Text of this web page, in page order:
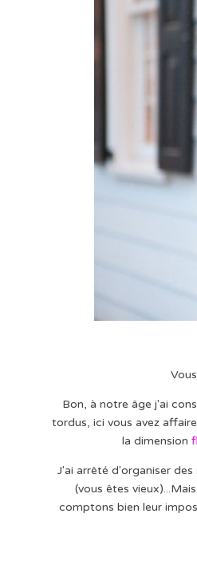
Bon, à notre âge j'ai
tordus, ici vous avez
la dimension
J'ai arrêté d'organiser
(vous êtes
comptons bien leur